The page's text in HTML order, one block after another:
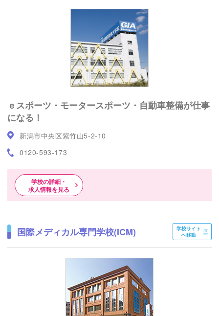
ｅスポーツ・モータースポーツ・自動車整備が仕事
になる！
新潟市中央区紫竹山5-2-10
0120-593-173
学校の詳細・
求人情報を見る
国際メディカル専門学校(ICM)
学校サイト
へ移動